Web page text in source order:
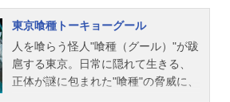
マト2199放送形態TVアニメシリーズ
宇宙戦艦ヤマトスケジュール2013年
4月7日（日）～2013年9月29日
（日）TBSほか話数全26話キャスト
古代進：小野大輔沖田十三：菅生隆
東京喰種トーキョーグール
人を喰らう怪人"喰種（グール）"が跋
扈する東京。日常に隠れて生きる、
正体が謎に包まれた"喰種"の脅威に、